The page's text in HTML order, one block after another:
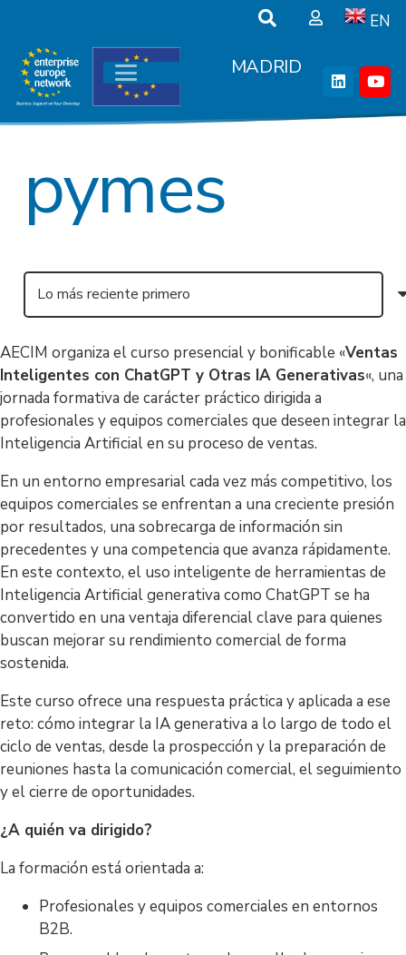
EN
MADRID
pymes
AECIM organiza el curso presencial y bonificable «Ventas
Inteligentes con ChatGPT y Otras IA Generativas«, una
jornada formativa de carácter práctico dirigida a
profesionales y equipos comerciales que deseen integrar la
Inteligencia Artificial en su proceso de ventas.
En un entorno empresarial cada vez más competitivo, los
equipos comerciales se enfrentan a una creciente presión
por resultados, una sobrecarga de información sin
precedentes y una competencia que avanza rápidamente.
En este contexto, el uso inteligente de herramientas de
Inteligencia Artificial generativa como ChatGPT se ha
convertido en una ventaja diferencial clave para quienes
buscan mejorar su rendimiento comercial de forma
sostenida.
Este curso ofrece una respuesta práctica y aplicada a ese
reto: cómo integrar la IA generativa a lo largo de todo el
ciclo de ventas, desde la prospección y la preparación de
reuniones hasta la comunicación comercial, el seguimiento
y el cierre de oportunidades.
¿A quién va dirigido?
La formación está orientada a:
Profesionales y equipos comerciales en entornos
B2B.